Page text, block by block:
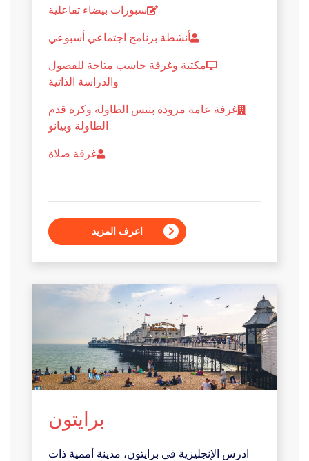
سبورات بيضاء تفاعلية
أنشطة برنامج اجتماعي أسبوعي
مكتبة وغرفة حاسب متاحة للفصول
والدراسة الذاتية
غرفة عامة مزودة بتنس الطاولة وكرة قدم
الطاولة وبيانو
غرفة صلاة
اعرف المزيد
برايتون
ادرس الإنجليزية في برايتون، مدينة أممية ذات